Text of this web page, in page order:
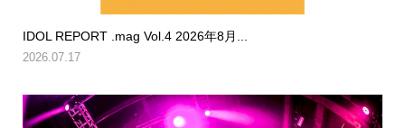
IDOL REPORT .mag Vol.4 2026年8月...
2026.07.17